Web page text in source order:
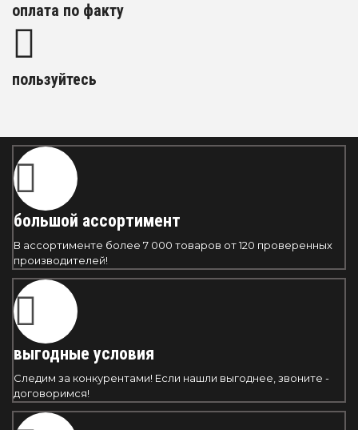
оплата по факту
пользуйтесь
большой ассортимент
В ассортименте более 7 000 товаров от 120 проверенных
производителей!
выгодные условия
Следим за конкурентами! Если нашли выгоднее, звоните -
договоримся!